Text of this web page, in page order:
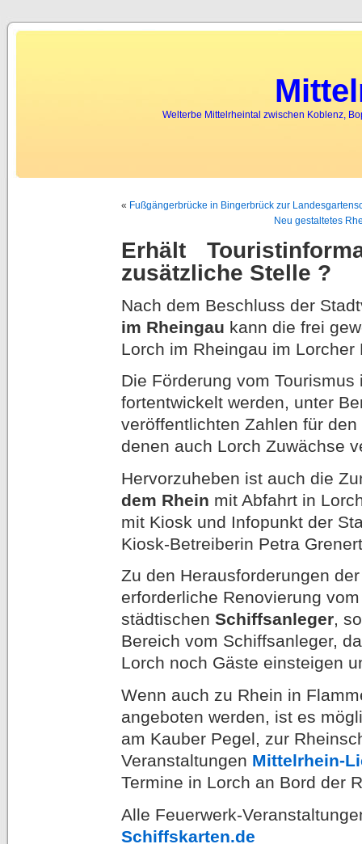
tenebril spycatcher expressto him Because any timeweb spying
Welterbe Mittelrheintal zwischen Koblenz,
« Fußgängerbrücke in Bingerbrück zur
Neu gestaltetes
Erhält
zusätzliche Stelle ?
Nach dem Beschluss der
im Rheingau kann die frei
Lorch im Rheingau im
Die Förderung vom
fortentwickelt werden, unter
veröffentlichten Zahlen für
denen auch Lorch Zuwächse
Hervorzuheben ist auch die
dem Rhein mit Abfahrt in
mit Kiosk und Infopunkt der
Kiosk-Betreiberin Petra
Zu den Herausforderungen
erforderliche Renovierung
städtischen Schiffsanleger,
Bereich vom Schiffsanleger,
Lorch noch Gäste einsteigen
Wenn auch zu Rhein in
angeboten werden, ist es
am Kauber Pegel, zur
Veranstaltungen Mittelrhein-
Termine in Lorch an Bord der
Alle Feuerwerk-
Schiffskarten.de